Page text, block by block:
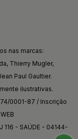
nas marcas:
Thierry Mugler,
Paul Gaultier.
ilustrativas.
0001-87 / Inscrição
116 - SAÚDE - 04144-